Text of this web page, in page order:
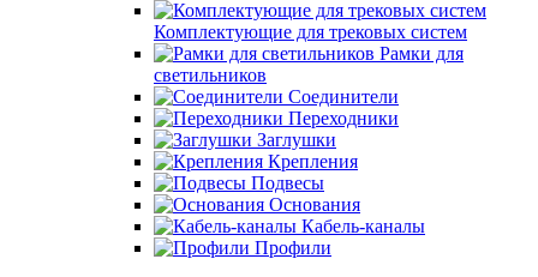
Комплектующие для трековых систем
Рамки для
светильников
Соединители
Переходники
Заглушки
Крепления
Подвесы
Основания
Кабель-каналы
Профили